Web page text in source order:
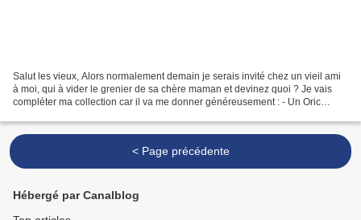
Salut les vieux, Alors normalement demain je serais invité chez un vieil ami
à moi, qui à vider le grenier de sa chère maman et devinez quoi ? Je vais
compléter ma collection car il va me donner généreusement : - Un Oric
< Page précédente
Hébergé par Canalblog